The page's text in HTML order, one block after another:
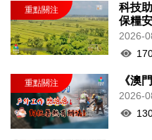
科技
保糧安
2026-
《澳
2026-